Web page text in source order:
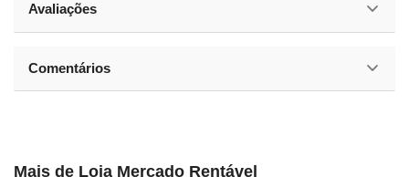
Avaliações
Comentários
Mais de Loja Mercado Rentável